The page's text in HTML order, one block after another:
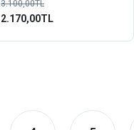
3.100,00TL
2.170,00TL